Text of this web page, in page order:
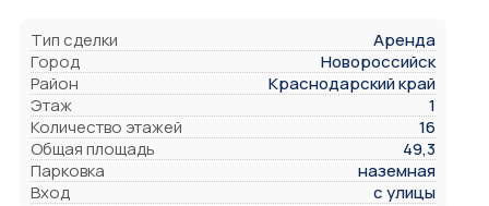
Тип сделки
Аренда
Город
Новороссийск
Район
Краснодарский край
Этаж
1
Количество этажей
16
Общая площадь
49,3
Парковка
наземная
Вход
с улицы